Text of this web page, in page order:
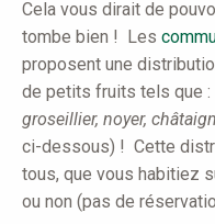
Cela vous dirait de
tombe bien ! Les
proposent une
de petits fruits tels que :
groseillier, noyer,
ci-dessous) ! Cette
tous, que vous habitiez
ou non (pas de